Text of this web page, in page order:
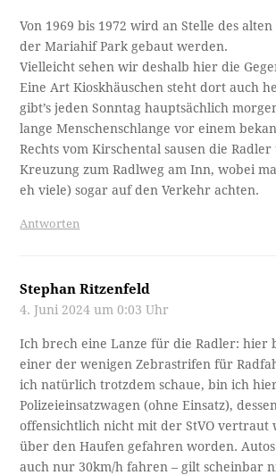
Von 1969 bis 1972 wird an Stelle des alten
der Mariahif Park gebaut werden.
Vielleicht sehen wir deshalb hier die
Eine Art Kioskhäuschen steht dort auch
gibt’s jeden Sonntag hauptsächlich
lange Menschenschlange vor einem
Rechts vom Kirschental sausen die
Kreuzung zum Radlweg am Inn, wobei
eh viele) sogar auf den Verkehr achten.
Antworten
Stephan Ritzenfeld
4. Juni 2024 um 0:03 Uhr
Ich brech eine Lanze für die Radler: hier
einer der wenigen Zebrastrifen für
ich natürlich trotzdem schaue, bin ich
Polizeieinsatzwagen (ohne Einsatz),
offensichtlich nicht mit der StVO vertraut
über den Haufen gefahren worden.
auch nur 30km/h fahren – gilt scheinbar